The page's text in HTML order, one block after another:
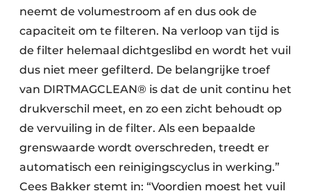
neemt de volumestroom af en dus ook de
capaciteit om te filteren. Na verloop van tijd is
de filter helemaal dichtgeslibd en wordt het vuil
dus niet meer gefilterd. De belangrijke troef
van DIRTMAGCLEAN® is dat de unit continu het
drukverschil meet, en zo een zicht behoudt op
de vervuiling in de filter. Als een bepaalde
grenswaarde wordt overschreden, treedt er
automatisch een reinigingscyclus in werking.”
Cees Bakker stemt in: “Voordien moest het vuil